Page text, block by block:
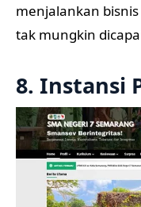
menjalankan
tak mungkin
8. Instansi